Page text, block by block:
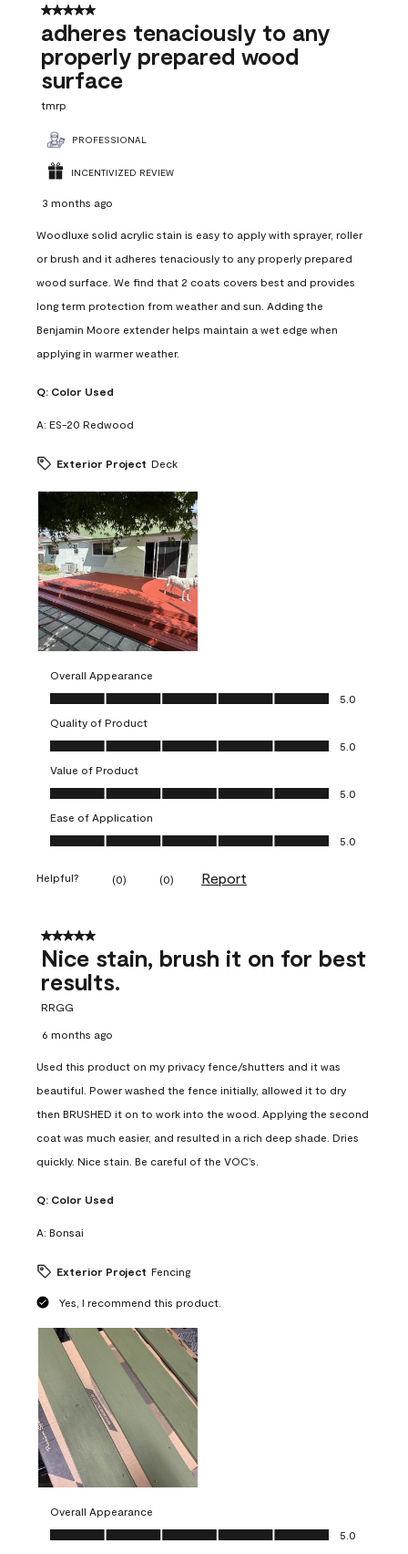
5 out of 5 stars.
adheres tenaciously to any
properly prepared wood
surface
tmrp
PROFESSIONAL
INCENTIVIZED REVIEW
3 months ago
Woodluxe solid acrylic stain is easy to apply with sprayer, roller
or brush and it adheres tenaciously to any properly prepared
wood surface. We find that 2 coats covers best and provides
long term protection from weather and sun. Adding the
Benjamin Moore extender helps maintain a wet edge when
applying in warmer weather.
Q: Color Used
A: ES-20 Redwood
Exterior Project Deck
Overall Appearance
Overall Appearance, 5.0 out of 5
5.0
Quality of Product
Quality of Product, 5.0 out of 5
5.0
Value of Product
Value of Product, 5.0 out of 5
5.0
Ease of Application
Ease of Application, 5.0 out of 5
5.0
Helpful? (0) (0) Report
5 out of 5 stars.
Nice stain, brush it on for best
results.
RRGG
6 months ago
Used this product on my privacy fence/shutters and it was
beautiful. Power washed the fence initially, allowed it to dry
then BRUSHED it on to work into the wood. Applying the second
coat was much easier, and resulted in a rich deep shade. Dries
quickly. Nice stain. Be careful of the VOC’s.
Q: Color Used
A: Bonsai
Exterior Project Fencing
Yes, I recommend this product.
Overall Appearance
Overall Appearance, 5.0 out of 5
5.0